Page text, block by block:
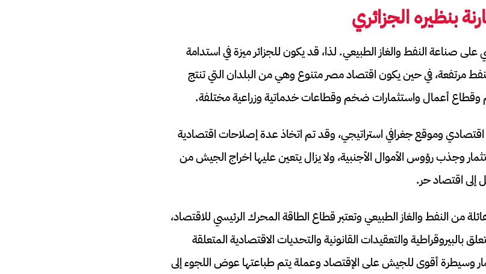
بنظيره الجزائري
صناعة النفط والغاز الطبيعي. لذا، قد يكون للجزائر ميزة في استدامة
مرتفعة، في حين يكون اقتصاد مصر متنوع وهي من البلدان التي تنتج
وقطاع أعمال واستثمارات ضخم وقطاعات خدماتية وزراعية مختلفة.
وموقع جغرافي استراتيجي، وقد تم اتخاذ عدة إصلاحات اقتصادية
وجذب رؤوس الأموال الأجنبية، ولا يزال يتعين عليها اخراج الجيش من
إلى اقتصاد حر.
من النفط والغاز الطبيعي وتعتبر قطاع الطاقة المحرك الرئيسي للاقتصاد،
بالبيروقراطية والتعقيدات القانونية والتحديات الاقتصادية المتعلقة
وسيطرة أقوى للجيش على الإقتصاد وعملة يتم طباعتها عوض اللجوء إلى